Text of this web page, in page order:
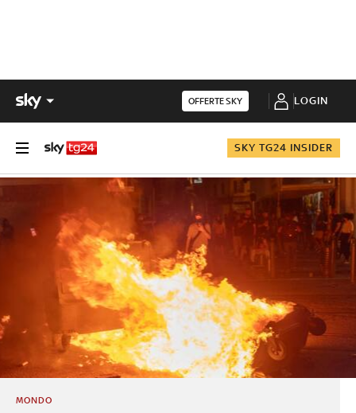
OFFERTE SKY LOGIN
SKY TG24 INSIDER
MONDO